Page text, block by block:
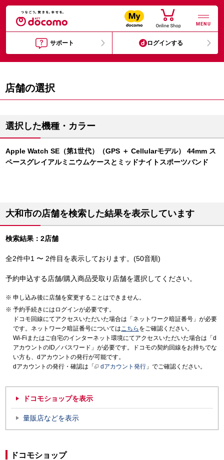
MENU
サポート ログインする
店舗の選択
選択した機種・カラー
Apple Watch SE（第1世代）（GPS ＋ Cellularモデル） 44mm ス
ペースグレイアルミニウムケースとミッドナイトスポーツバンド
大和市の店舗を検索した結果を表示しています
検索結果：2店舗
全2件中1 〜 2件目を表示しております。(50音順)
予約申込する店舗/購入商品受取り店舗を選択してください。
申し込み後に店舗を変更することはできません。
予約手続きにはログインが必要です。
ドコモ回線にてアクセスいただいた場合は「ネットワーク暗証番号」が必要
です。ネットワーク暗証番号についてはこちら をご確認ください。
Wi-Fiまたはご自宅のインターネット環境にてアクセスいただいた場合は「d
アカウントのID／パスワード」が必要です。ドコモの契約回線をお持ちでな
い方も、dアカウントの発行が可能です。
dアカウントの発行・確認は「
dアカウント発行 」でご確認ください。
ドコモショップを表示
量販店などを表示
ドコモショップ